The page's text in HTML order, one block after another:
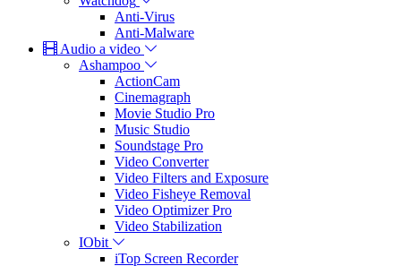
Anti-Virus
Anti-Malware
Audio a video
Ashampoo
ActionCam
Cinemagraph
Movie Studio Pro
Music Studio
Soundstage Pro
Video Converter
Video Filters and Exposure
Video Fisheye Removal
Video Optimizer Pro
Video Stabilization
IObit
iTop Screen Recorder